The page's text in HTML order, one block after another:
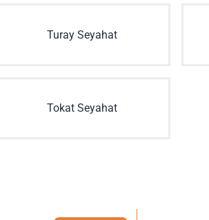
Turay Seyahat
Tokat Seyahat